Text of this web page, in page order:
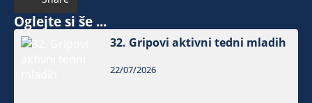
Oglejte si še ...
32. Gripovi aktivni tedni mladih
22/07/2026